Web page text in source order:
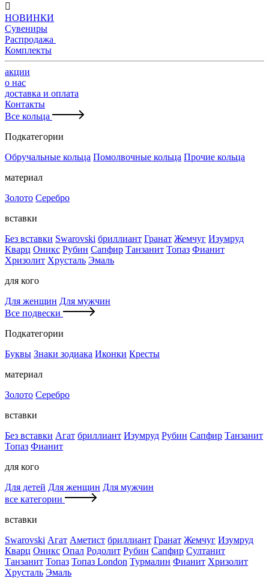

НОВИНКИ
Сувениры
Распродажа
Комплекты
акции
о нас
доставка и оплата
Контакты
Все кольца
Подкатегории
Обручальные кольца Помолвочные кольца Прочие кольца
материал
Золото Серебро
вставки
Без вставки Swarovski бриллиант Гранат Жемчуг Изумруд
Кварц Оникс Рубин Сапфир Танзанит Топаз Фианит
Хризолит Хрусталь Эмаль
для кого
Для женщин Для мужчин
Все подвески
Подкатегории
Буквы Знаки зодиака Иконки Кресты
материал
Золото Серебро
вставки
Без вставки Агат бриллиант Изумруд Рубин Сапфир Танзанит
Топаз Фианит
для кого
Для детей Для женщин Для мужчин
все категории
вставки
Swarovski Агат Аметист бриллиант Гранат Жемчуг Изумруд
Кварц Оникс Опал Родолит Рубин Сапфир Султанит
Танзанит Топаз Топаз London Турмалин Фианит Хризолит
Хрусталь Эмаль